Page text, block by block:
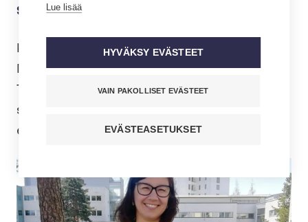
silpomista vastaan
Kätilöliitto on valinnut vuoden kätilöksi
Mimmi Koukkulan. Hän tekee työtä
Terveyden ja hyvinvoinnin laitoksella
seksuaali- ja li­sään­ty­mis­ter­vey­den
edistämisen parissa.
Lue lisää
HYVÄKSY EVÄSTEET
VAIN PAKOLLISET EVÄSTEET
EVÄSTEASETUKSET